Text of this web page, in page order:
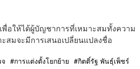
อให้ได้ผู้บัญชาการที่เหมาะสมทั้งความ
สมจะมีการเสนอเปลี่ยนแปลงชื่อ
การแต่งตั้งโยกย้าย กิตติ์รัฐ พันธุ์เพ็ชร์